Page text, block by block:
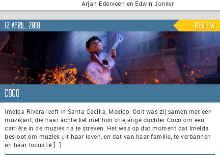
Arjan Ederveen en Edwin Jonker
12 april, 2018 Review
Coco
Imelda Rivera leeft in Santa Cecilia, Mexico. Ooit was zij samen met een
muzikant, die haar achterliet met hun driejarige dochter Coco om een
carrière in de muziek na te streven. Het was op dat moment dat Imelda
besloot om muziek uit haar leven, en dat van haar familie, te verbannen
en haar focus te […]